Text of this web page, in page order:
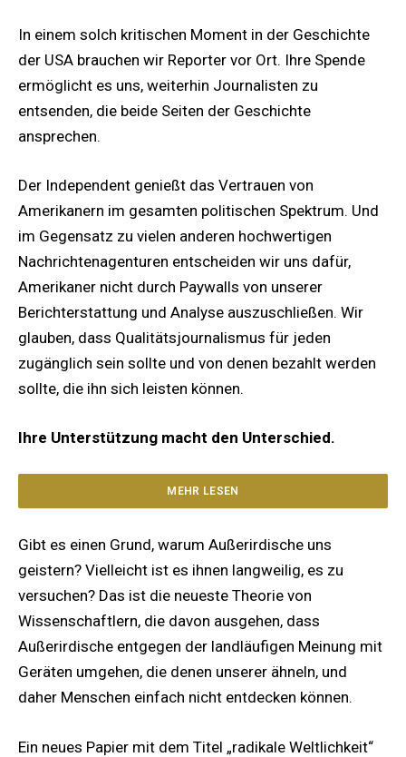
In einem solch kritischen Moment in der Geschichte
der USA brauchen wir Reporter vor Ort. Ihre Spende
ermöglicht es uns, weiterhin Journalisten zu
entsenden, die beide Seiten der Geschichte
ansprechen.
Der Independent genießt das Vertrauen von
Amerikanern im gesamten politischen Spektrum. Und
im Gegensatz zu vielen anderen hochwertigen
Nachrichtenagenturen entscheiden wir uns dafür,
Amerikaner nicht durch Paywalls von unserer
Berichterstattung und Analyse auszuschließen. Wir
glauben, dass Qualitätsjournalismus für jeden
zugänglich sein sollte und von denen bezahlt werden
sollte, die ihn sich leisten können.
Ihre Unterstützung macht den Unterschied.
MEHR LESEN
Gibt es einen Grund, warum Außerirdische uns
geistern? Vielleicht ist es ihnen langweilig, es zu
versuchen? Das ist die neueste Theorie von
Wissenschaftlern, die davon ausgehen, dass
Außerirdische entgegen der landläufigen Meinung mit
Geräten umgehen, die denen unserer ähneln, und
daher Menschen einfach nicht entdecken können.
Ein neues Papier mit dem Titel „radikale Weltlichkeit“